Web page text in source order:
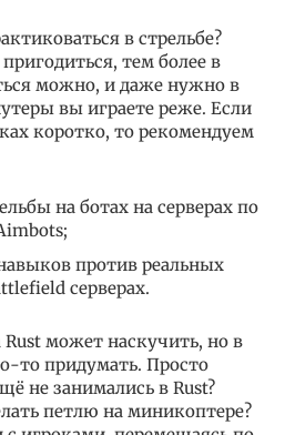
в стрельбе?
тем более в
можно, и даже нужно в
вы играете реже. Если
коротко, то рекомендуем
на ботах на серверах по
против реальных
серверах.
Rust может наскучить, но в
то придумать. Просто
не занимались в Rust?
петлю на миникоптере?